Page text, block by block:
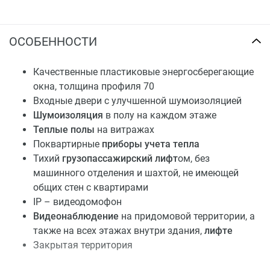
ОСОБЕННОСТИ
Качественные пластиковые энергосберегающие
окна, толщина профиля 70
Входные двери с улучшенной шумоизоляцией
Шумоизоляция в полу на каждом этаже
Теплые полы на витражах
Поквартирные приборы учета тепла
Тихий грузопассажирский лифтом, без
машинного отделения и шахтой, не имеющей
общих стен с квартирами
IP – видеодомофон
Видеонаблюдение на придомовой территории, а
также на всех этажах внутри здания, лифте
Закрытая территория